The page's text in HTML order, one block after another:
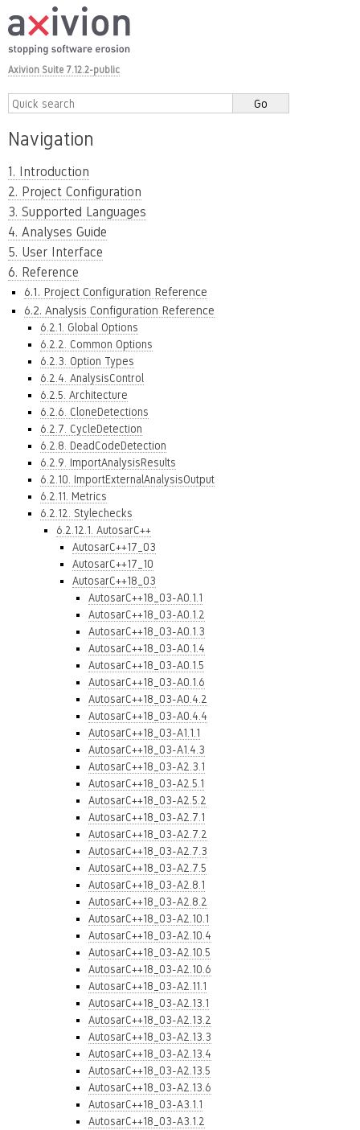
Axivion Suite 7.12.2-public
Navigation
1. Introduction
2. Project Configuration
3. Supported Languages
4. Analyses Guide
5. User Interface
6. Reference
6.1. Project Configuration Reference
6.2. Analysis Configuration Reference
6.2.1. Global Options
6.2.2. Common Options
6.2.3. Option Types
6.2.4. AnalysisControl
6.2.5. Architecture
6.2.6. CloneDetections
6.2.7. CycleDetection
6.2.8. DeadCodeDetection
6.2.9. ImportAnalysisResults
6.2.10. ImportExternalAnalysisOutput
6.2.11. Metrics
6.2.12. Stylechecks
6.2.12.1. AutosarC++
AutosarC++17_03
AutosarC++17_10
AutosarC++18_03
AutosarC++18_03-A0.1.1
AutosarC++18_03-A0.1.2
AutosarC++18_03-A0.1.3
AutosarC++18_03-A0.1.4
AutosarC++18_03-A0.1.5
AutosarC++18_03-A0.1.6
AutosarC++18_03-A0.4.2
AutosarC++18_03-A0.4.4
AutosarC++18_03-A1.1.1
AutosarC++18_03-A1.4.3
AutosarC++18_03-A2.3.1
AutosarC++18_03-A2.5.1
AutosarC++18_03-A2.5.2
AutosarC++18_03-A2.7.1
AutosarC++18_03-A2.7.2
AutosarC++18_03-A2.7.3
AutosarC++18_03-A2.7.5
AutosarC++18_03-A2.8.1
AutosarC++18_03-A2.8.2
AutosarC++18_03-A2.10.1
AutosarC++18_03-A2.10.4
AutosarC++18_03-A2.10.5
AutosarC++18_03-A2.10.6
AutosarC++18_03-A2.11.1
AutosarC++18_03-A2.13.1
AutosarC++18_03-A2.13.2
AutosarC++18_03-A2.13.3
AutosarC++18_03-A2.13.4
AutosarC++18_03-A2.13.5
AutosarC++18_03-A2.13.6
AutosarC++18_03-A3.1.1
AutosarC++18_03-A3.1.2